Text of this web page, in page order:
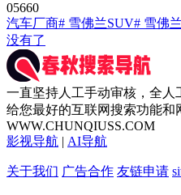
05660
汽车厂商# 雪佛兰SUV# 雪佛
没有了
一直坚持人工手动审核，全人
给您最好的互联网搜索功能和
WWW.CHUNQIUSS.COM
影视导航 | AI导航
关于我们 广告合作 友链申请